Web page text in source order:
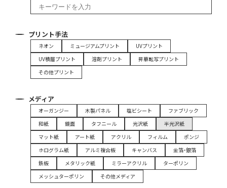
プリント手法
ネオン ミュージアムプリント
UVプリント
UV積層プリント
溶剤プリント
昇華転写プリント
その他プリント
メディア
オーガンジー 木製パネル 塩ビシート
ファブリック
和紙
鏡面 タフニール 光沢紙
半光沢紙
マット紙
アート紙 アクリル フィルム
ポンジ
ホログラム紙
アルミ複合板 キャンバス
金箔・銀箔
鉄板
メタリック紙 ミラーアクリル
ターポリン
メッシュターポリン
その他メディア